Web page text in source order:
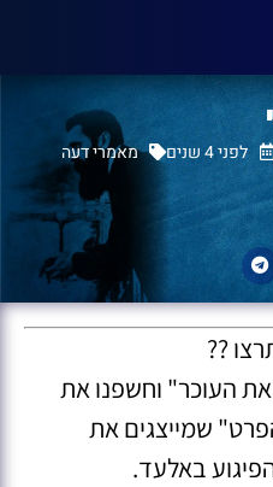
לפני 4 שנים
מאמרי דעה
??
העוכר" וחשפנו את
שמייצגים את
באלעד.